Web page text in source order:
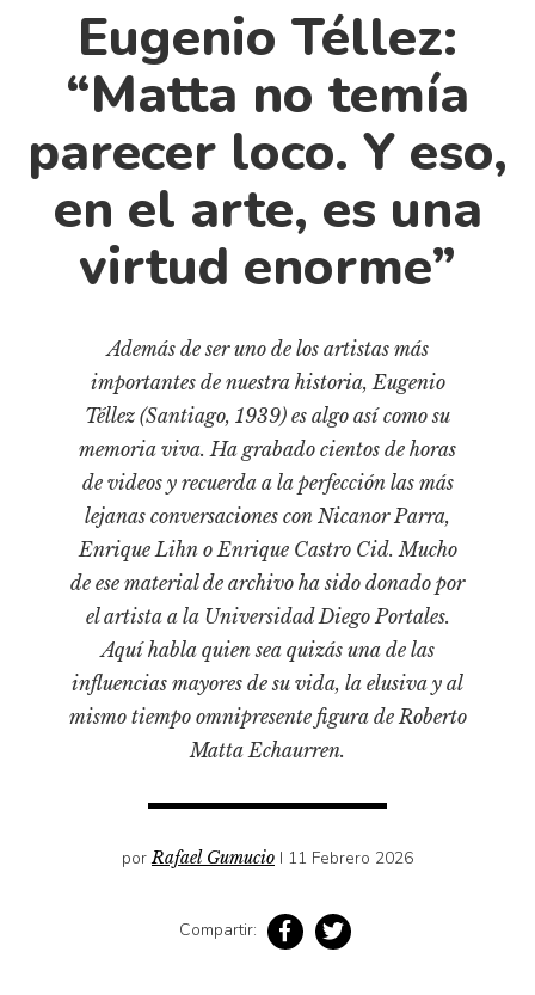
Lagunas mentales
Libros
Literatura
Medioambiente
Narrativas visuales
Pensamiento
Personajes secundarios
Relecturas
Sociedad
Turismo accidental
Vidas paralelas
Voces y lecturas
Eugenio Téllez:
“Matta no temía
parecer loco. Y eso,
en el arte, es una
virtud enorme”
Además de ser uno de los artistas más
importantes de nuestra historia, Eugenio
Téllez (Santiago, 1939) es algo así como su
memoria viva. Ha grabado cientos de horas
de videos y recuerda a la perfección las más
lejanas conversaciones con Nicanor Parra,
Enrique Lihn o Enrique Castro Cid. Mucho
de ese material de archivo ha sido donado por
el artista a la Universidad Diego Portales.
Aquí habla quien sea quizás una de las
influencias mayores de su vida, la elusiva y al
mismo tiempo omnipresente figura de Roberto
Matta Echaurren.
porRafael Gumucio I 11 Febrero 2026
Compartir: